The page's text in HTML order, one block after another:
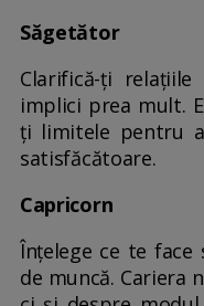
Săgetător
Clarifică-ți
implici prea mult.
ți limitele pentru
satisfăcătoare.
Capricorn
Înțelege ce te
de muncă. Cariera